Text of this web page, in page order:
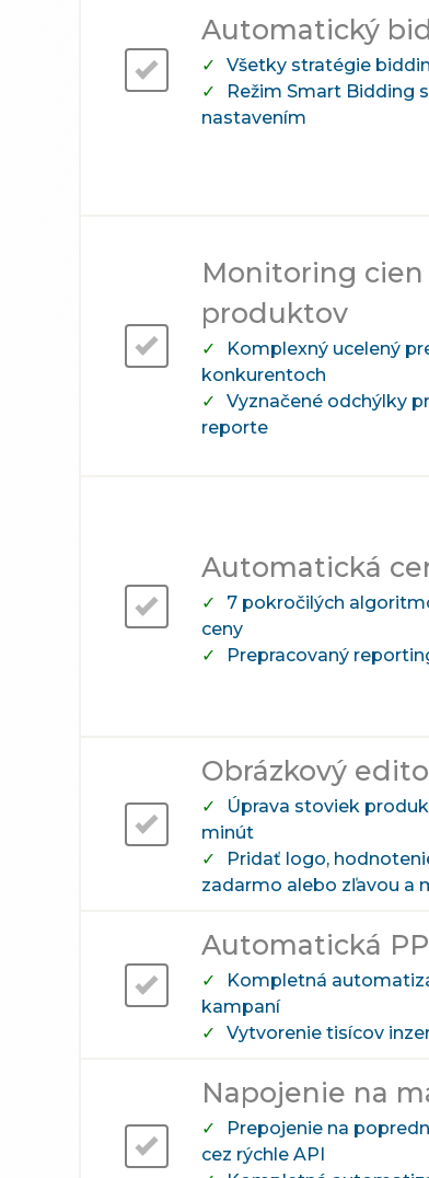
Automatický
Všetky stratégie
Režim Smart Bidding
nastavením
Monitoring cien
produktov
Komplexný ucelený
konkurentoch
Vyznačené odchýlky
reporte
Automatická
7 pokročilých
ceny
Prepracovaný
Obrázkový
Úprava stoviek
minút
Pridať logo,
zadarmo alebo zľavou a
Automatická
Kompletná
kampaní
Vytvorenie tisícov
Napojenie na
Prepojenie na
cez rýchle API